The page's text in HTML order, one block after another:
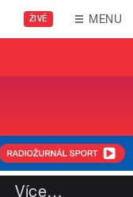
ŽIVĚ MENU
Více…